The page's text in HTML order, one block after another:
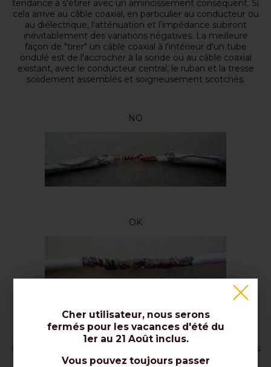
tendance à s'étirer avec un amincissement conséquent. Si
cela arrive au câble coaxial, en particulier au conducteur ou
au diélectrique, l'atténuation et l'impédance subiront
inévitablement des variations négatives. La meilleure
façon de "tirer" un câble coaxial à l'intérieur d'un tube
ondulé est de l'accrocher à la sonde ou au câble coaxial
existant, avec le conducteur central, le ruban et la tresse
solidement assemblés et soigneusement scotchés.
NO
OK
Avec cette méthode, cependant, l'effort à exercer doit
être plus faible, car la résistance supplémentaire de la
gaine n'est pas utilisée, dont la résistance mécanique, dans
les câbles coaxiaux M&P, est particulièrement soignée.
Cher utilisateur, nous serons
fermés pour les vacances d'été du
1er au 21 Août inclus.
Vous pouvez toujours passer